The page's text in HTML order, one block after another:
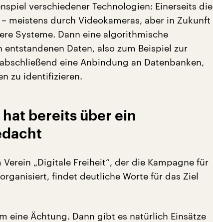
verschiedener Technologien: Einerseits die
meistens durch Videokameras, aber in Zukunft
Systeme. Dann eine algorithmische
Daten, also zum Beispiel zur
eine Anbindung an Datenbanken,
zu identifizieren.
hat bereits über ein
„Digitale Freiheit“, der die Kampagne für
findet deutliche Worte für das Ziel
eine Ächtung. Dann gibt es natürlich Einsätze